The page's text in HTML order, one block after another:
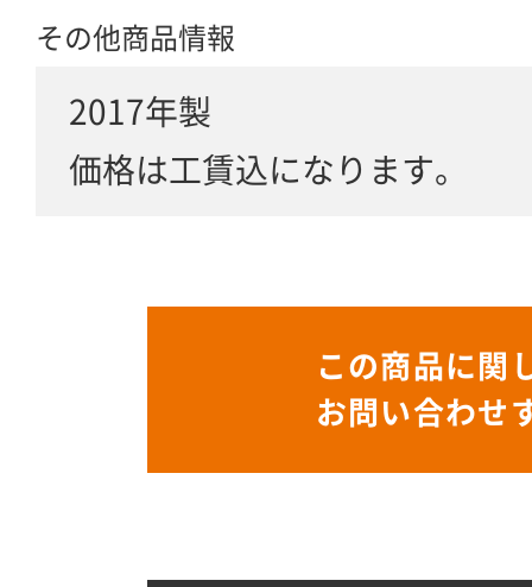
その他商品情報
2017年製
価格は工賃込になります。
この商品に関
お問い合わせ